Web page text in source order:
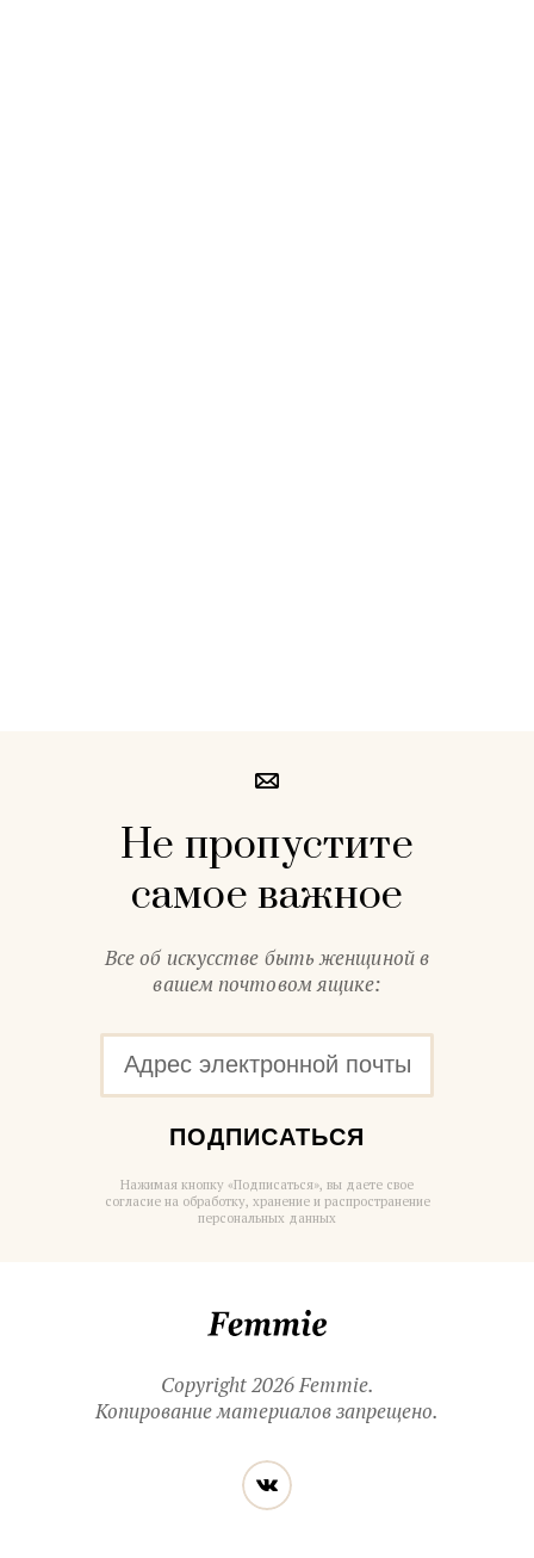
Не пропустите
самое важное
Все об искусстве быть женщиной в
вашем почтовом ящике:
ПОДПИСАТЬСЯ
Нажимая кнопку «Подписаться», вы даете свое
согласие на обработку, хранение и распространение
персональных данных
Copyright 2026 Femmie.
Копирование материалов запрещено.
Читайте
нас
в социальных